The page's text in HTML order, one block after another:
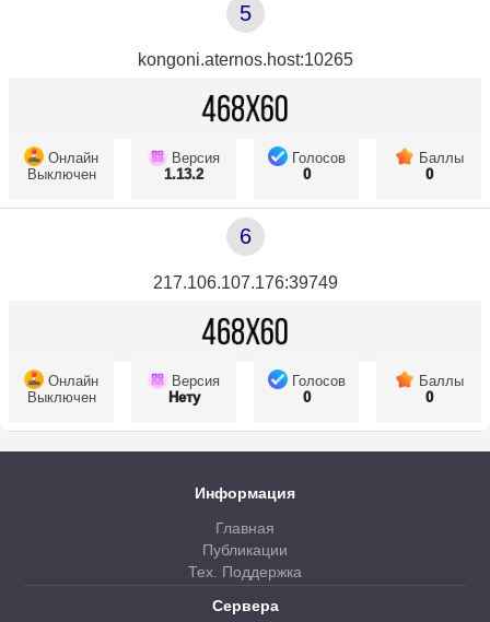
5
kongoni.aternos.host:10265
Онлайн
Выключен
Версия
1.13.2
Голосов
0
Баллы
0
6
217.106.107.176:39749
Онлайн
Выключен
Версия
Нету
Голосов
0
Баллы
0
Информация
Главная
Публикации
Тех. Поддержка
Сервера